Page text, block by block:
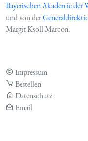
Bayerischen Akademie der
und von der
Margit Ksoll-Marcon.
Impressum
Bestellen
Datenschutz
Email